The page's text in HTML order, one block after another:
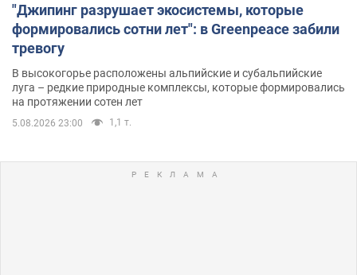
"Джипинг разрушает экосистемы, которые
формировались сотни лет": в Greenpeace забили
тревогу
В высокогорье расположены альпийские и субальпийские
луга – редкие природные комплексы, которые формировались
на протяжении сотен лет
5.08.2026 23:00 1,1 т.